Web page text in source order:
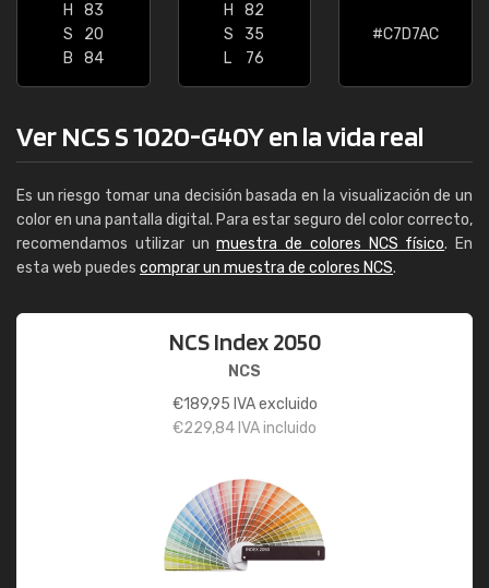
H
83
S
20
B
84
H
82
S
35
L
76
#C7D7AC
Ver NCS S 1020-G40Y en la vida real
Es un riesgo tomar una decisión basada en la visualización de un
color en una pantalla digital. Para estar seguro del color correcto,
recomendamos utilizar unmuestra de colores NCS físico. En
esta web puedes comprar un muestra de colores NCS.
NCS Index 2050
NCS
€189,95 IVA excluido
€229,84 IVA incluido